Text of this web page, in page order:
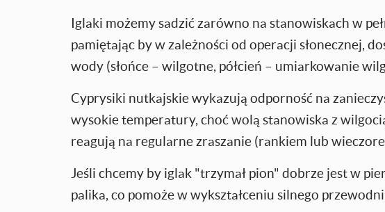
Iglaki możemy sadzić zarówno na stanowiskach w
pamiętając by w zależności od operacji słonecznej,
wody (słońce – wilgotne, półcień – umiarkowanie
Cyprysiki nutkajskie wykazują odporność na
wysokie temperatury, choć wolą stanowiska z
reagują na regularne zraszanie (rankiem lub
Jeśli chcemy by iglak "trzymał pion" dobrze jest w
palika, co pomoże w wykształceniu silnego